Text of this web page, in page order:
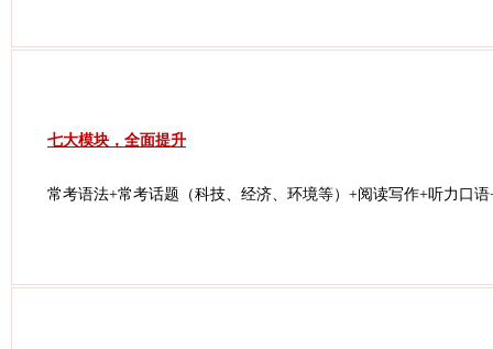
七大模块，全面提升
常考语法+常考话题（科技、经济、环境等）+阅读写作+听力口